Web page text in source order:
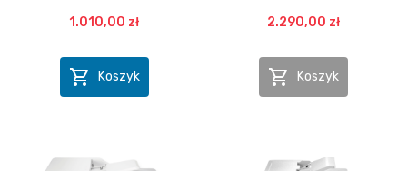
1.010,00 zł
 Koszyk
2.290,00 zł
 Koszyk